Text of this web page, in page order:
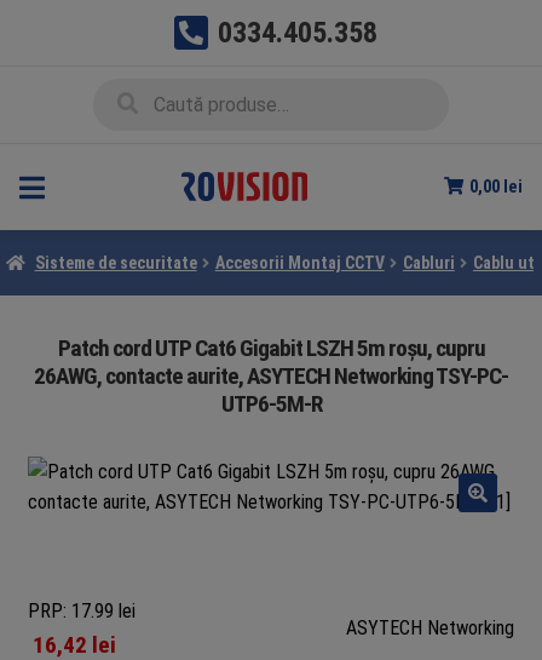
0334.405.358
0,00 lei
Sisteme de securitate Accesorii Montaj CCTV Cabluri Cablu
Patch cord UTP Cat6 Gigabit LSZH 5m roșu, cupru
26AWG, contacte aurite, ASYTECH Networking TSY-PC-
UTP6-5M-R
PRP: 17.99 lei
16,42 lei
ASYTECH Networking